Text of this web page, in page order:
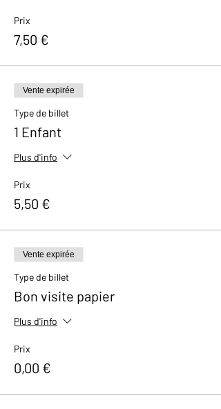
Prix
7,50 €
Vente expirée
Type de billet
1 Enfant
Plus d'info
Prix
5,50 €
Vente expirée
Type de billet
Bon visite papier
Plus d'info
Prix
0,00 €